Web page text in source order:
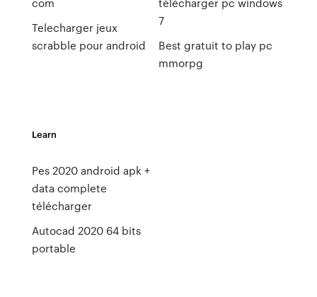
Telecharger jeux
scrabble pour android
7
Best gratuit to play pc
mmorpg
Learn
Pes 2020 android apk +
data complete
télécharger
Autocad 2020 64 bits
portable